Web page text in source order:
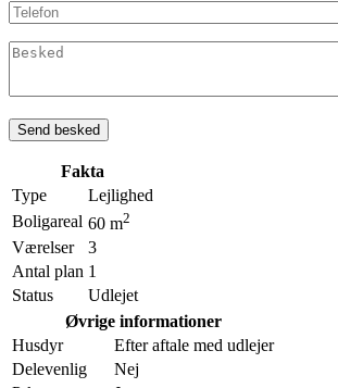
Fakta
Type
Lejlighed
Boligareal 60 m2
Værelser
3
Antal plan 1
Status
Udlejet
Øvrige informationer
Husdyr
Efter aftale med udlejer
Delevenlig
Nej